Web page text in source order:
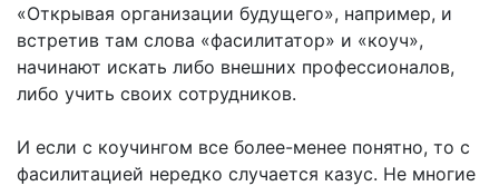
«Открывая организации будущего», например, и
встретив там слова «фасилитатор» и «коуч»,
начинают искать либо внешних профессионалов,
либо учить своих сотрудников.
И если с коучингом все более-менее понятно, то с
фасилитацией нередко случается казус. Не многие